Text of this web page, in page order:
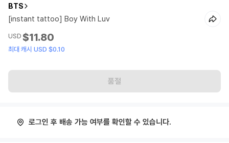
BTS
[instant tattoo] Boy With Luv
USD $11.80
최대 캐시 USD $0.10
품절
로그인 후 배송 가능 여부를 확인할 수 있습니다.